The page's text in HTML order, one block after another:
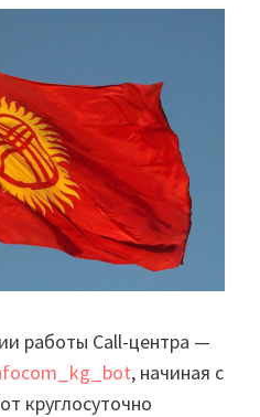
работы Call-центра —
, начиная с
круглосуточно